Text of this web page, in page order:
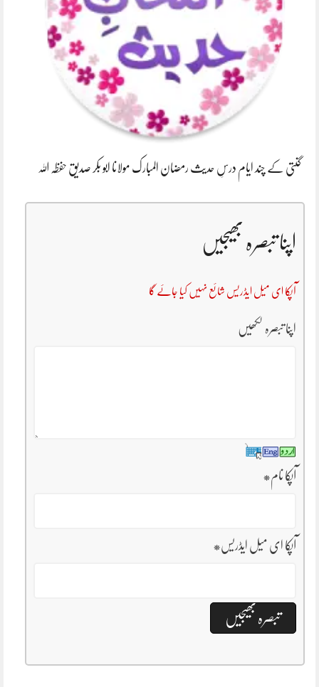
گنتی کے چند ایام درسِ حدیث رمضان المبارک مولانا ابو بکر صدیق حفظہ اللہ
اپنا تبصرہ بھیجیں
آپکا ای میل ایڈریس شائع نہیں کیا جائے گا
اپنا تبصرہ لکھیں
آپکا نام*
آپکا ای میل ایڈریس*